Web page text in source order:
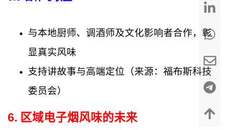
与本地厨师、调酒师及文化影响者合作，彰
显真实风味
支持讲故事与高端定位（来源：福布斯科技
委员会）
6. 区域电子烟风味的未来